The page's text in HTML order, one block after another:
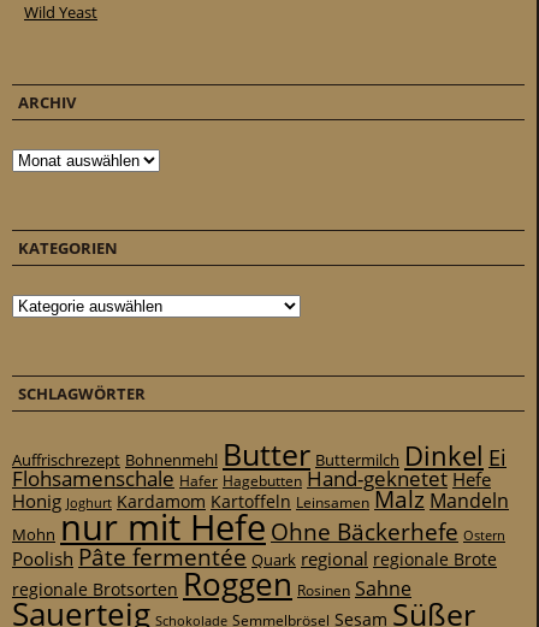
Wild Yeast
ARCHIV
Archiv
KATEGORIEN
Kategorien
SCHLAGWÖRTER
Auffrischrezept Bohnenmehl Butter Buttermilch Dinkel Ei
Flohsamenschale Hafer Hagebutten Hand-geknetet Hefe
Honig Joghurt Kardamom Kartoffeln Leinsamen Malz Mandeln
Mohn nur mit Hefe Ohne Bäckerhefe Ostern
Poolish Pâte fermentée Quark regional regionale Brote
regionale Brotsorten Roggen Rosinen Sahne
Sauerteig Schokolade Semmelbrösel Sesam Süßer